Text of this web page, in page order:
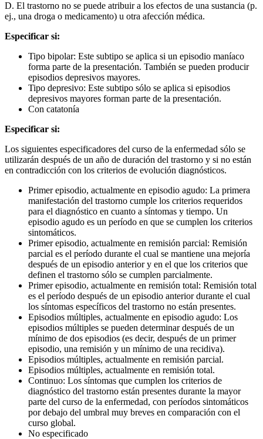
D. El trastorno no se puede atribuir a los efectos de una sustancia (p.
ej., una droga o medicamento) u otra afección médica.
Especificar si:
Tipo bipolar: Este subtipo se aplica si un episodio maníaco
forma parte de la presentación. También se pueden producir
episodios depresivos mayores.
Tipo depresivo: Este subtipo sólo se aplica si episodios
depresivos mayores forman parte de la presentación.
Con catatonía
Especificar si:
Los siguientes especificadores del curso de la enfermedad sólo se
utilizarán después de un año de duración del trastorno y si no están
en contradicción con los criterios de evolución diagnósticos.
Primer episodio, actualmente en episodio agudo: La primera
manifestación del trastorno cumple los criterios requeridos
para el diagnóstico en cuanto a síntomas y tiempo. Un
episodio agudo es un período en que se cumplen los criterios
sintomáticos.
Primer episodio, actualmente en remisión parcial: Remisión
parcial es el período durante el cual se mantiene una mejoría
después de un episodio anterior y en el que los criterios que
definen el trastorno sólo se cumplen parcialmente.
Primer episodio, actualmente en remisión total: Remisión total
es el período después de un episodio anterior durante el cual
los síntomas específicos del trastorno no están presentes.
Episodios múltiples, actualmente en episodio agudo: Los
episodios múltiples se pueden determinar después de un
mínimo de dos episodios (es decir, después de un primer
episodio, una remisión y un mínimo de una recidiva).
Episodios múltiples, actualmente en remisión parcial.
Episodios múltiples, actualmente en remisión total.
Continuo: Los síntomas que cumplen los criterios de
diagnóstico del trastorno están presentes durante la mayor
parte del curso de la enfermedad, con períodos sintomáticos
por debajo del umbral muy breves en comparación con el
curso global.
No especificado